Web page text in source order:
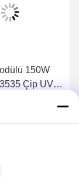
150W
Çip UV
Fiyatı Alın